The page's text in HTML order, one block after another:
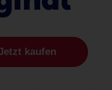
kaufen